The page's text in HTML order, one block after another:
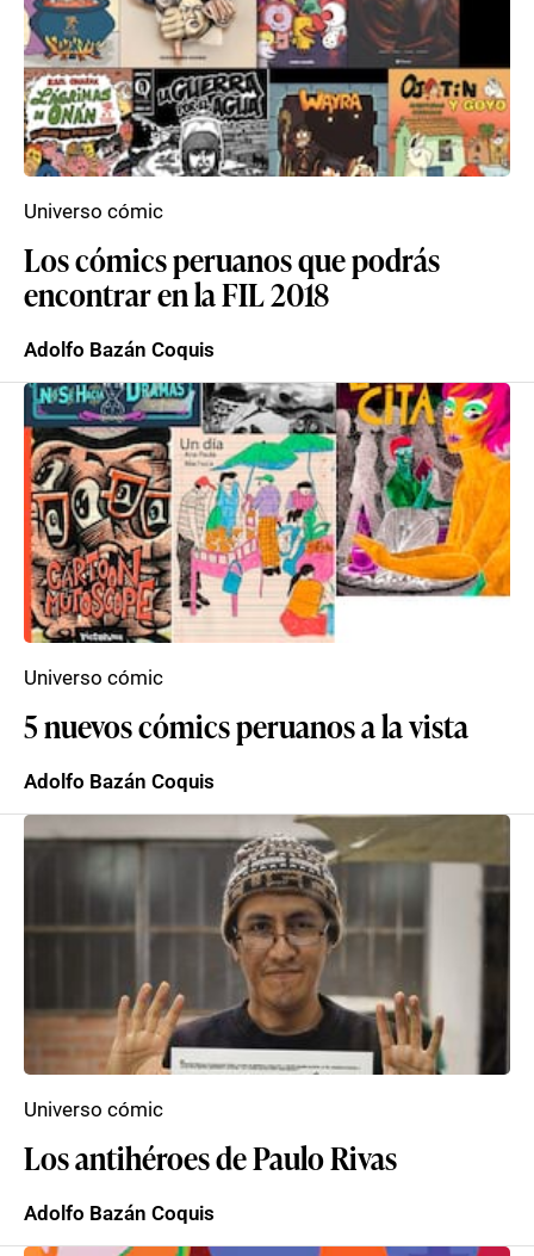
Los cómics peruanos que podrás
encontrar en la FIL 2018
Universo cómic
Adolfo Bazán Coquis
5 nuevos cómics peruanos a la vista
Universo cómic
Adolfo Bazán Coquis
Los antihéroes de Paulo Rivas
Universo cómic
Adolfo Bazán Coquis